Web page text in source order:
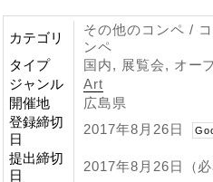
カテゴリ
その他のコンペ /
ンペ
タイプ
国内, 展覧会, オー
ジャンル
Art
開催地
広島県
登録締切
日
2017年8月26日
提出締切
日
2017年8月26日（